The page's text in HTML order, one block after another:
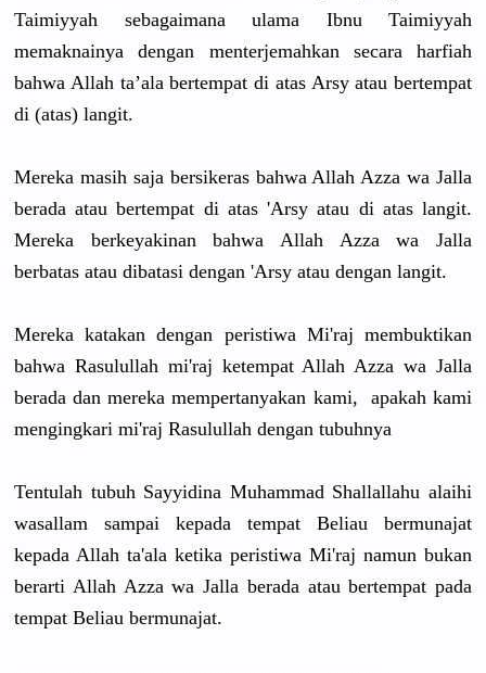
Taimiyyah sebagaimana ulama Ibnu Taimiyyah
memaknainya dengan menterjemahkan secara harfiah
bahwa Allah ta’ala bertempat di atas Arsy atau bertempat
di (atas) langit.
Mereka masih saja bersikerasbahwa Allah Azza wa Jalla
berada atau bertempat di atas 'Arsy atau di atas langit.
Mereka berkeyakinan bahwa Allah Azza wa Jalla
berbatas atau dibatasi dengan 'Arsy atau dengan langit.
Mereka katakan dengan peristiwa Mi'raj membuktikan
bahwa Rasulullah mi'raj ketempat Allah Azza wa Jalla
berada dan mereka mempertanyakan kami, apakah kami
mengingkari mi'raj Rasulullah dengan tubuhnya
Tentulah tubuh Sayyidina Muhammad Shallallahu alaihi
wasallam sampai kepada tempat Beliau bermunajat
kepada Allah ta'ala ketika peristiwa Mi'raj namun bukan
berarti Allah Azza wa Jalla berada atau bertempat pada
tempat Beliau bermunajat.